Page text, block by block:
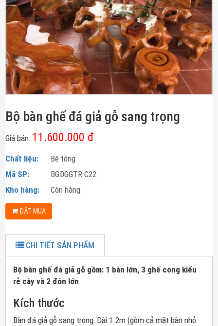
Bộ bàn ghế đá giả gỗ sang trọng
Giá bán: 11.600.000 đ
Chất liệu:
Bê tông
Mã SP:
BGĐGGTR C22
Kho hàng:
Còn hàng
ĐẶT MUA
CHI TIẾT SẢN PHẨM
Bộ bàn ghế đá giả gỗ gồm: 1 bàn lớn, 3 ghế cong kiểu
rễ cây và 2 đôn lớn
Kích thước
Bàn đá giả gỗ sang trọng: Dài 1.2m (gồm cả mặt bàn nhỏ